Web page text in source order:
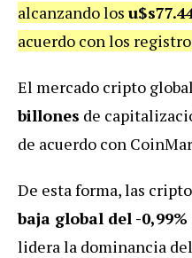
alcanzando los
acuerdo con los
El mercado cripto
billones de
de acuerdo con
De esta forma, las
baja global del -0,99%
lidera la dominancia